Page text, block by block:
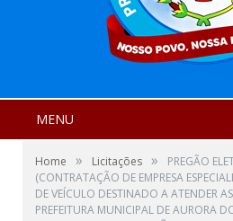
MENU
Home » Licitações »
PREGÃO
(CONTRATAÇÃO DE EMPRESA
DE VEÍCULO DESTINADO A ATENDER
PREFEITURA MUNICIPAL DE AURORA